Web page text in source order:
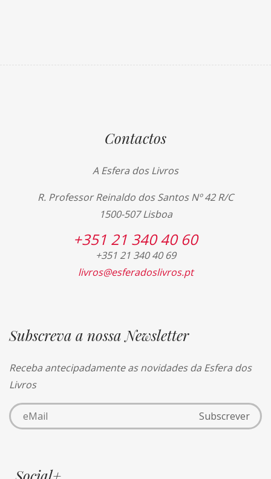
Contactos
A Esfera dos Livros
R. Professor Reinaldo dos Santos Nº 42 R/C
1500-507 Lisboa
+351 21 340 40 60
+351 21 340 40 69
livros@esferadoslivros.pt
Subscreva a nossa Newsletter
Receba antecipadamente as novidades da Esfera dos
Livros
Social+